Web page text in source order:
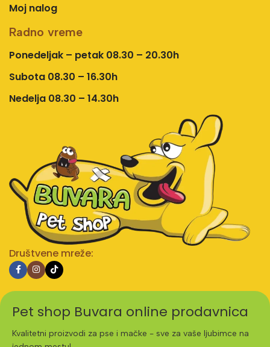
Moj nalog
Radno vreme
Ponedeljak – petak 08.30 – 20.30h
Subota 08.30 – 16.30h
Nedelja 08.30 – 14.30h
Društvene mreže:
Pet shop Buvara online prodavnica
Kvalitetni proizvodi za pse i mačke - sve za vaše ljubimce na